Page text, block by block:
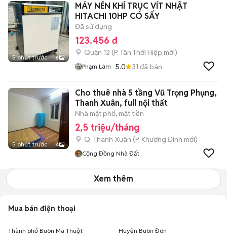
5 phút trước 6
MÁY NÉN KHÍ TRỤC VÍT NHẬT
HITACHI 10HP CÓ SẤY
Đã sử dụng
123.456 đ
Quận 12 (P. Tân Thới Hiệp mới)
Phạm Lâm 5.0 31 đã bán
5 phút trước 4
Cho thuê nhà 5 tầng Vũ Trọng Phụng,
Thanh Xuân, full nội thất
Nhà mặt phố, mặt tiền
2,5 triệu/tháng
Q. Thanh Xuân (P. Khương Đình mới)
Cộng Đồng Nhà Đất
Xem thêm
Mua bán điện thoại
Thành phố Buôn Ma Thuột Huyện Buôn Đôn